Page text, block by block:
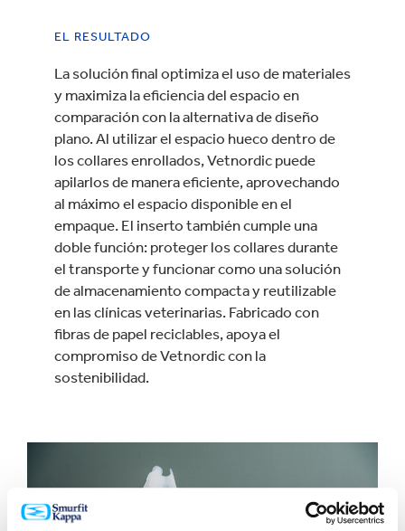
EL RESULTADO
La solución final optimiza el uso de materiales
y maximiza la eficiencia del espacio en
comparación con la alternativa de diseño
plano. Al utilizar el espacio hueco dentro de
los collares enrollados, Vetnordic puede
apilarlos de manera eficiente, aprovechando
al máximo el espacio disponible en el
empaque. El inserto también cumple una
doble función: proteger los collares durante
el transporte y funcionar como una solución
de almacenamiento compacta y reutilizable
en las clínicas veterinarias. Fabricado con
fibras de papel reciclables, apoya el
compromiso de Vetnordic con la
sostenibilidad.